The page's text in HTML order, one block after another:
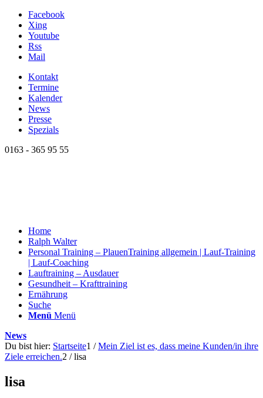
Facebook
Xing
Youtube
Rss
Mail
Kontakt
Termine
Kalender
News
Presse
Spezials
0163 - 365 95 55
Home
Ralph Walter
Personal Training – PlauenTraining allgemein | Lauf-Training
| Lauf-Coaching
Lauftraining – Ausdauer
Gesundheit – Krafttraining
Ernährung
Suche
Menü Menü
News
Du bist hier: Startseite1 / Mein Ziel ist es, dass meine Kunden/in ihre
Ziele erreichen.2 / lisa
lisa